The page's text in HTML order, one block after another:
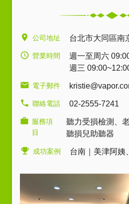
公司地址 台北市大同區南
營業時間
週一至周六
週三
電子郵件
聯絡電話 02-2555-7241
服務項
目
聽力受損檢測
聽損兒助聽器
成功案例 台南｜美津阿姨